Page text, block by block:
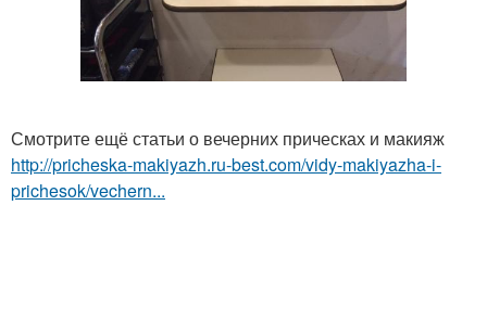
Смотрите ещё статьи о вечерних прическах и макияж
http://pricheska-makiyazh.ru-best.com/vidy-makiyazha-i-
prichesok/vechern...